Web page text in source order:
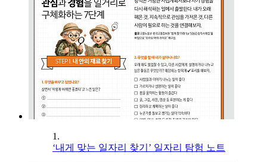
1.
‘내게 맞는 일자리 찾기’ 일자리 탐험 노트